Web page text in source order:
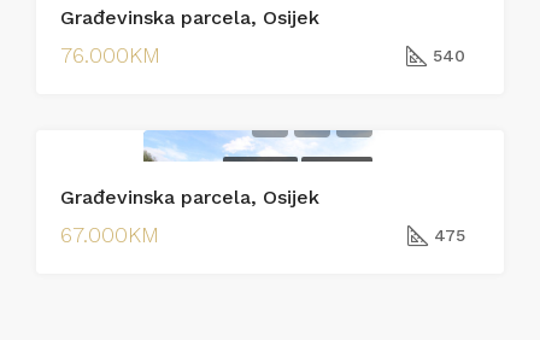
Građevinska parcela, Osijek
76.000KM 540
Građevinska parcela, Osijek
67.000KM 475